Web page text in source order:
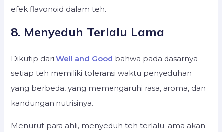
efek flavonoid dalam teh.
8. Menyeduh Terlalu Lama
Dikutip dariWell and Good bahwa pada dasarnya
setiap teh memiliki toleransi waktu penyeduhan
yang berbeda, yang memengaruhi rasa, aroma, dan
kandungan nutrisinya.
Menurut para ahli, menyeduh teh terlalu lama akan